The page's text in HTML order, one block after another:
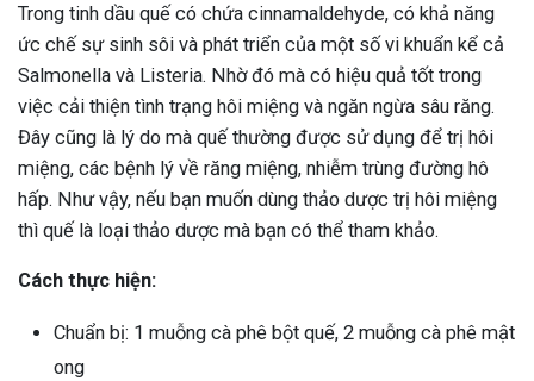
Trong tinh dầu quế có chứa cinnamaldehyde, có khả năng
ức chế sự sinh sôi và phát triển của một số vi khuẩn kể cả
Salmonella và Listeria. Nhờ đó mà có hiệu quả tốt trong
việc cải thiện tình trạng hôi miệng và ngăn ngừa sâu răng.
Đây cũng là lý do mà quế thường được sử dụng để trị hôi
miệng, các bệnh lý về răng miệng, nhiễm trùng đường hô
hấp. Như vậy, nếu bạn muốn dùng thảo dược trị hôi miệng
thì quế là loại thảo dược mà bạn có thể tham khảo.
Cách thực hiện:
Chuẩn bị: 1 muỗng cà phê bột quế, 2 muỗng cà phê mật
ong